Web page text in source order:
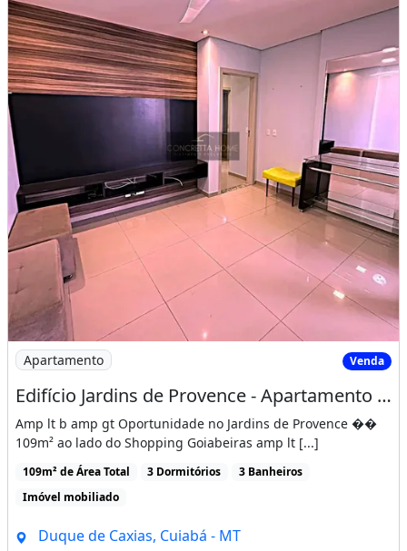
Cafeteira Três Corações
Micro-ondas
Sanduicheira
Liquidificador
Utensílios completos
Banheiros
Banheiro social planejado com box
Banheiro de serviço
Lavanderia
Máquina de lavar
Tanque
Varal
Diferenciais
Fechadura eletrônica Intelbras
Apartamento totalmente mobiliado e
equipado
Imagem: Edifício Jardins de Provence - Apartamento
Apartamento Venda
Edifício Jardins de Provence - Apartamento no Condominio Jardins de Provence no Bairro
Amp lt b amp gt Oportunidade no Jardins de Provence ��
109m² ao lado do Shopping Goiabeiras amp lt [...]
109m² de Área Total 3 Dormitórios
3 Banheiros
Imóvel mobiliado
Duque de Caxias, Cuiabá - MT